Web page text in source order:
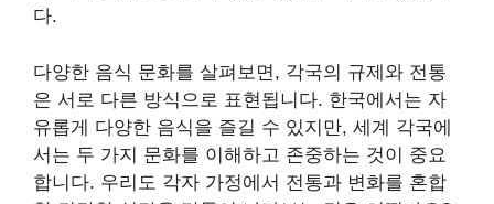
다.
다양한 음식 문화를 살펴보면, 각국의 규제와 전통
은 서로 다른 방식으로 표현됩니다. 한국에서는 자
유롭게 다양한 음식을 즐길 수 있지만, 세계 각국에
서는 두 가지 문화를 이해하고 존중하는 것이 중요
합니다. 우리도 각자 가정에서 전통과 변화를 혼합